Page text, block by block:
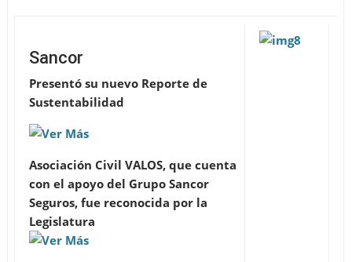
Sancor
Presentó su nuevo Reporte de
Sustentabilidad
Asociación Civil VALOS, que cuenta
con el apoyo del Grupo Sancor
Seguros, fue reconocida por la
Legislatura